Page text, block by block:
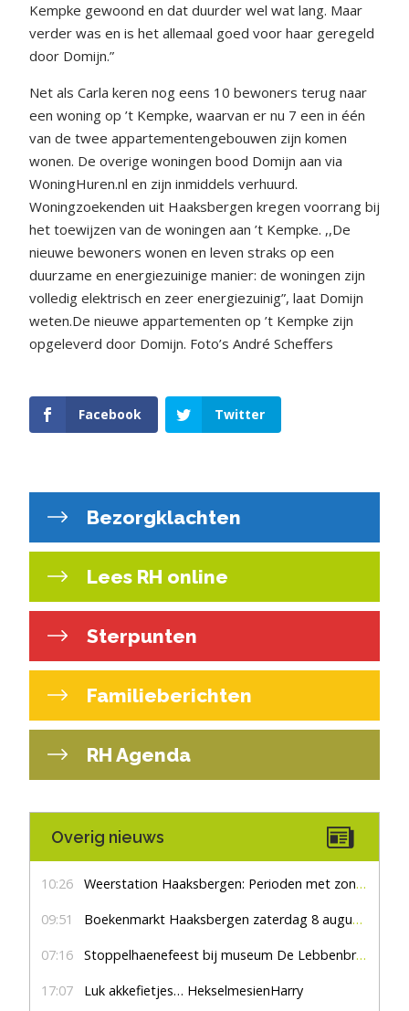
Kempke gewoond en dat duurder wel wat lang. Maar
verder was en is het allemaal goed voor haar geregeld
door Domijn.”
Net als Carla keren nog eens 10 bewoners terug naar
een woning op ’t Kempke, waarvan er nu 7 een in één
van de twee appartementengebouwen zijn komen
wonen. De overige woningen bood Domijn aan via
WoningHuren.nl en zijn inmiddels verhuurd.
Woningzoekenden uit Haaksbergen kregen voorrang bij
het toewijzen van de woningen aan ’t Kempke. ,,De
nieuwe bewoners wonen en leven straks op een
duurzame en energiezuinige manier: de woningen zijn
volledig elektrisch en zeer energiezuinig”, laat Domijn
weten.De nieuwe appartementen op ’t Kempke zijn
opgeleverd door Domijn. Foto’s André Scheffers
Facebook Twitter
Bezorgklachten
Lees RH online
Sterpunten
Familieberichten
RH Agenda
Overig nieuws
10:26 Weerstation Haaksbergen: Perioden met zon en droog
09:51 Boekenmarkt Haaksbergen zaterdag 8 augustus, marktplein Haaksbergen
07:16 Stoppelhaenefeest bij museum De Lebbenbrugge
17:07 Luk akkefietjes… HekselmesienHarry